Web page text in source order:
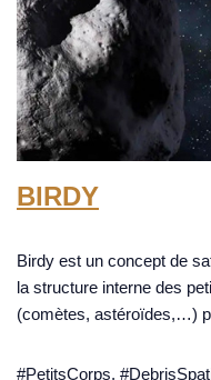
BIRDY
Birdy est un concept de
la structure interne des
(comètes, astéroïdes,…)
#PetitsCorps,